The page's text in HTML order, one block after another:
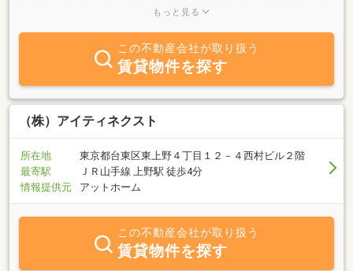
ております。また、不動産活用、任意売却、債務整理のご相談も承
のお手伝いをさせて頂いております。 不動産に関わるご相談はマ
ロニエプラザ北側にある「ＩＴエステート株式会社」にお任せ下さ
もっと見る
この不動産会社が取り扱う
賃貸物件を探す
（株）アイティネクスト
所在地
東京都台東区東上野４丁目１２－４西村ビル２階
最寄駅
ＪＲ山手線 上野駅 徒歩4分
情報提供元
アットホーム
この不動産会社が取り扱う
賃貸物件を探す